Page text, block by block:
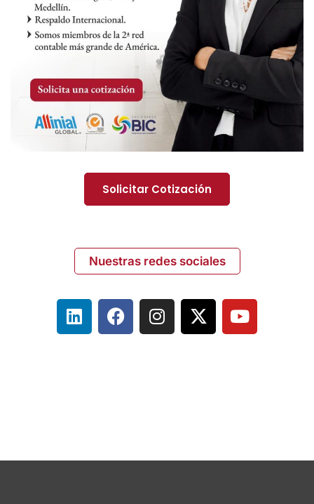
Solicitar Cotización
Nuestras redes sociales